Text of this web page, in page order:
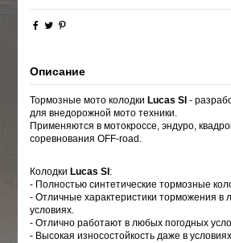
Описание
Тормозные мото колодки Lucas SI -
для внедорожной мото техники.
Применяются в мотокроссе, эндуро,
соревнования OFF-road.
Колодки Lucas SI :
- Полностью синтетические тормозные
- Отличные характеристики торможения в
условиях.
- Отлично работают в любых погодных
- Высокая износостойкость даже в